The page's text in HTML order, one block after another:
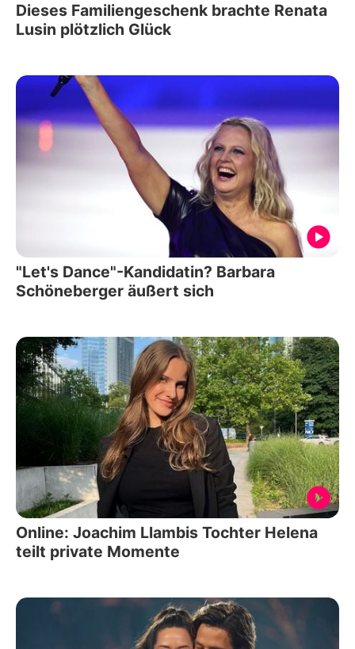
Dieses Familiengeschenk brachte Renata
Lusin plötzlich Glück
"Let's Dance"-Kandidatin? Barbara
Schöneberger äußert sich
Online: Joachim Llambis Tochter Helena
teilt private Momente